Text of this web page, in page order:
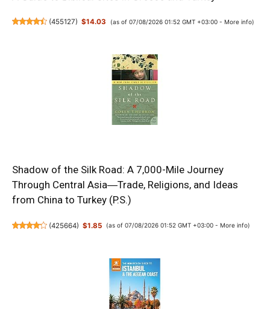
(455127) $14.03 (as of 07/08/2026 01:52 GMT +03:00 - More info)
Shadow of the Silk Road: A 7,000-Mile Journey
Through Central Asia―Trade, Religions, and Ideas
from China to Turkey (P.S.)
(425664) $1.85 (as of 07/08/2026 01:52 GMT +03:00 - More info)